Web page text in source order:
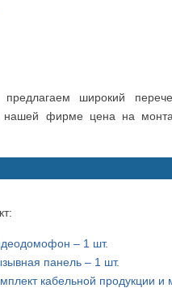
широкий
нашей фирме цена на
– 1 шт.
панель – 1 шт.
кабельной продукции и